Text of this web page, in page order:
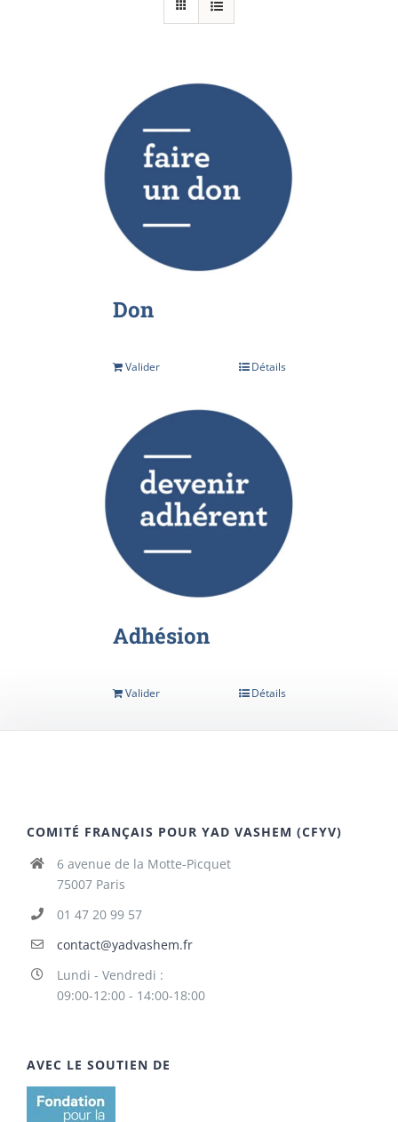
Don
Valider Détails
Adhésion
Valider Détails
COMITÉ FRANÇAIS POUR YAD VASHEM (CFYV)
6 avenue de la Motte-Picquet
75007 Paris
01 47 20 99 57
contact@yadvashem.fr
Lundi - Vendredi :
09:00-12:00 - 14:00-18:00
AVEC LE SOUTIEN DE